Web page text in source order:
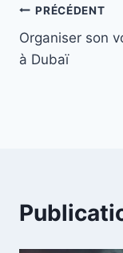
Navigation
de
PRÉCÉDENT
Organiser son
à Dubaï